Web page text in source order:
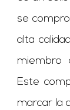
se
alta
miembro
Este
marcar la